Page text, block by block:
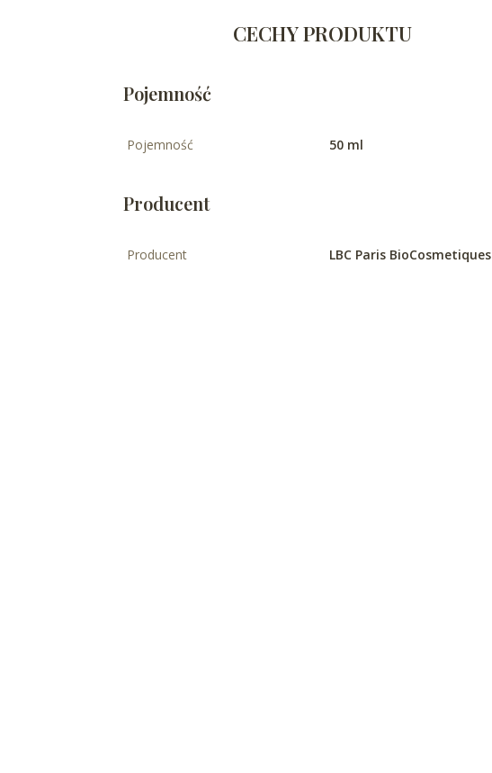
CECHY PRODUKTU
Pojemność
Pojemność 50 ml
Producent
Producent LBC Paris BioCosmetiques